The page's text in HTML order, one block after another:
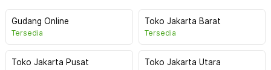
Gudang Online
Tersedia
Toko Jakarta Barat
Tersedia
Toko Jakarta Pusat Toko Jakarta Utara